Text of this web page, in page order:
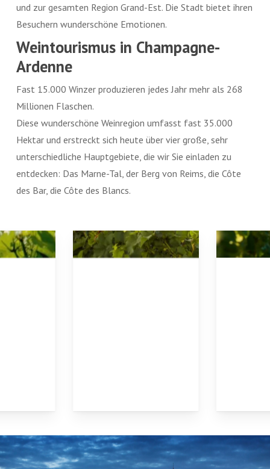
und zur gesamten Region Grand-Est. Die Stadt bietet ihren
Besuchern wunderschöne Emotionen.
Weintourismus in Champagne-
Ardenne
Fast 15.000 Winzer produzieren jedes Jahr mehr als 268
Millionen Flaschen.
Diese wunderschöne Weinregion umfasst fast 35.000
Hektar und erstreckt sich heute über vier große, sehr
unterschiedliche Hauptgebiete, die wir Sie einladen zu
entdecken: Das Marne-Tal, der Berg von Reims, die Côte
des Bar, die Côte des Blancs.